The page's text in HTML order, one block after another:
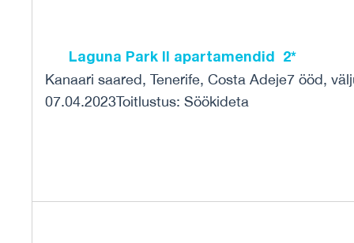
Laguna Park II apartamendid 2*
Kanaari saared, Tenerife, Costa Adeje7 ööd,
07.04.2023Toitlustus: Söökideta